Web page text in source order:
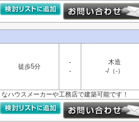
徒歩5分
-
-
木造
-/（-）
ウスメーカーや工務店で建築可能です！